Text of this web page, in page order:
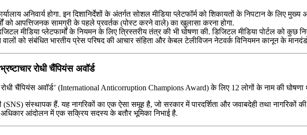
अनिवार्य होगा. इन दिशानिर्देशों के अंतर्गत सोशल मीडिया प्लेटफॉर्म को शिकायतों के निपटान के लिए
को आपत्तिजनक सामग्री के पहले प्रवर्तक (पोस्ट करने वाले) का खुलासा करना होगा.
मीडिया प्लेटफार्मों के नियमन के लिए त्रिस्तरीय तंत्र की भी घोषणा की. डिजिटल मीडिया पोर्टल को कुछ
वालों को संबंधित भारतीय प्रेस परिषद की आचार संहिता और केबल टेलीविजन नेटवर्क विनियमन कानून के
रोधी चैंपियंस अवॉर्ड
रोधी चैंपियंस अवॉर्ड’ (International Anticorruption Champions Award) के लिए 12 लोगों के नाम की घोषणा
(SNS) संस्थापक हैं. यह नागरिकों का एक ऐसा समूह है, जो सरकार में पारदर्शिता और जवाबदेही तथा नागरिकों
आंदोलन में एक सक्रिय सदस्य के बतौर भूमिका निभाई है.